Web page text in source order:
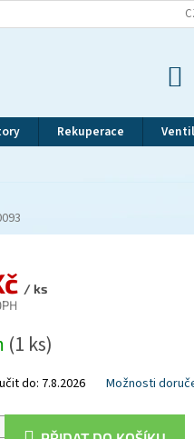
ŘÁD
Rekuperace
/ ks
(1 ks)
do: 7.8.2026 Možnosti